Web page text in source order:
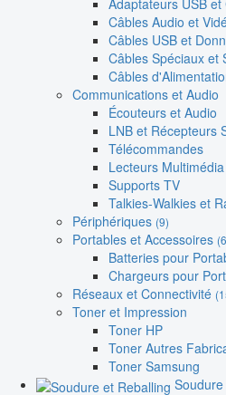
Adaptateurs USB
Câbles Audio et
Câbles USB et
Câbles Spéciaux et
Câbles
Communications et Audio
Écouteurs et Audio
LNB et Récepteurs
Télécommandes
Lecteurs Multimédia
Supports TV
Talkies-Walkies et
Périphériques (9)
Portables et Accessoires
Batteries pour
Chargeurs pour
Réseaux et Connectivité
Toner et Impression
Toner HP
Toner Autres
Toner Samsung